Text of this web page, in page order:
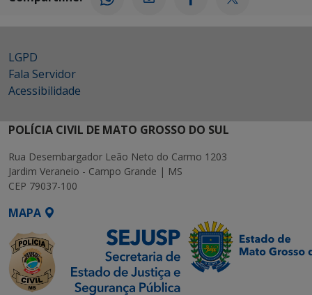
LGPD
Fala Servidor
Acessibilidade
POLÍCIA CIVIL DE MATO GROSSO DO SUL
Rua Desembargador Leão Neto do Carmo 1203
Jardim Veraneio - Campo Grande | MS
CEP 79037-100
MAPA